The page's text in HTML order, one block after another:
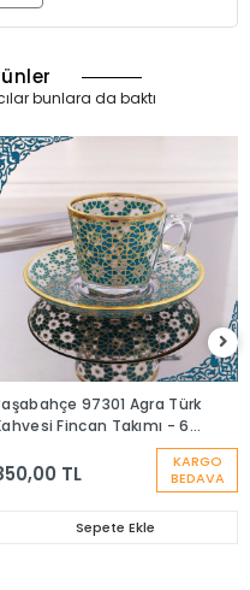
bunlara da baktı
KARGO
BEDAVA
97301 Agra Türk
Fincan Takımı - 6
TL
Sepete Ekle